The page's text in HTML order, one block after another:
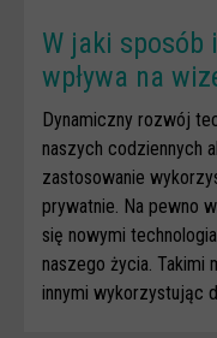
W jaki sposób
wpływa na
​Dynamiczny rozwój
naszych codziennych
zastosowanie
prywatnie. Na pewno
się nowymi
naszego życia. Takimi
innymi wykorzystując
Webinaria
Webinary CEDMO
Cykl webinarów -
Cyfrowe wieczory dla
Cykl webinarów -
Multimedia
Kreskówki